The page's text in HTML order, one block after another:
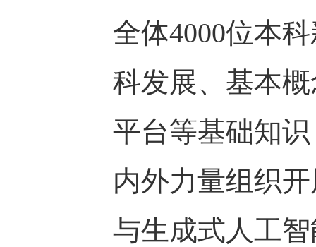
全体4000位本
科发展、基本
平台等基础知
内外力量组织
与生成式人工